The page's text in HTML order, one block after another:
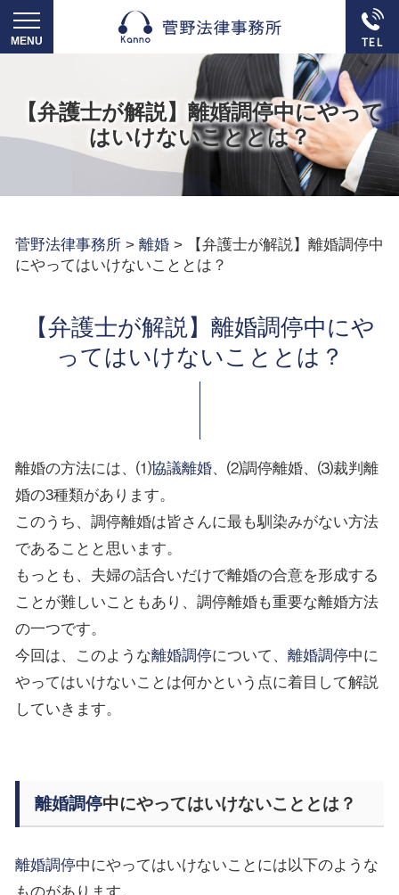
【弁護士が解説】離婚調停中にやって
はいけないこととは？
菅野法律事務所 > 離婚 >
【弁護士が解説】離婚調停中
にやってはいけないこととは？
【弁護士が解説】離婚調停中にや
ってはいけないこととは？
離婚の方法には、⑴協議離婚、⑵調停離婚、⑶裁判離
婚の3種類があります。
このうち、調停離婚は皆さんに最も馴染みがない方法
であることと思います。
もっとも、夫婦の話合いだけで離婚の合意を形成する
ことが難しいこともあり、調停離婚も重要な離婚方法
の一つです。
今回は、このような離婚調停について、 離婚調停中に
やってはいけないことは何かという点に着目して解説
していきます。
離婚調停中にやってはいけないこととは？
離婚調停中にやってはいけないことには以下のような